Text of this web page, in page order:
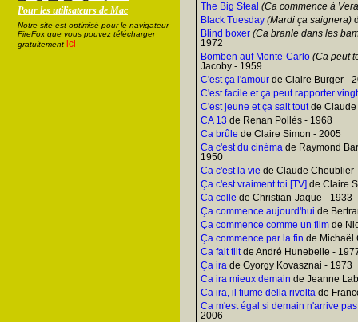
Pour les utilisateurs de Mac
Notre site est optimisé pour le navigateur
FireFox que vous pouvez télécharger
gratuitement ici
The Big Steal (Ca commence à
Black Tuesday (Mardi ça saignera)
Blind boxer (Ca branle dans les
1972
Bomben auf Monte-Carlo (Ca peut
Jacoby - 1959
C'est ça l'amour de Claire Burger -
C'est facile et ça peut rapporter
C'est jeune et ça sait toutde Claude
CA 13 de Renan Pollès - 1968
Ca brûle de Claire Simon - 2005
Ca c'est du cinéma de Raymond
1950
Ca c'est la vie de Claude Choublier
Ça c'est vraiment toi [TV] de Claire
Ca colle de Christian-Jaque - 1933
Ça commence aujourd'hui de
Ça commence comme un film de
Ça commence par la fin de Michaël
Ca fait tiltde André Hunebelle -
Ça ira de Gyorgy Kovasznai - 1973
Ca ira mieux demain de Jeanne
Ca ira, il fiume della rivolta de
Ca m'est égal si demain n'arrive pas
2006